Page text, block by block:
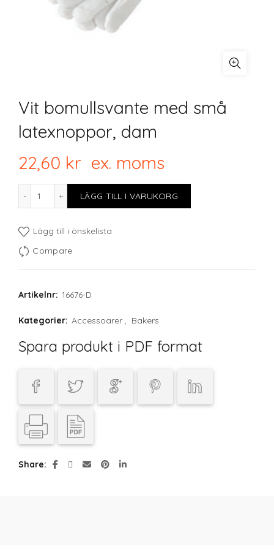
Vit bomullsvante med små
latexnoppor, dam
22,60 kr ex. moms
Vit bomullsvante med små latexnoppor, dam mängd
LÄGG TILL I VARUKORG
Lägg till i önskelista
Compare
Artikelnr: 16676-D
Kategorier: Accessoarer , Bakers
Spara produkt i PDF format
Share